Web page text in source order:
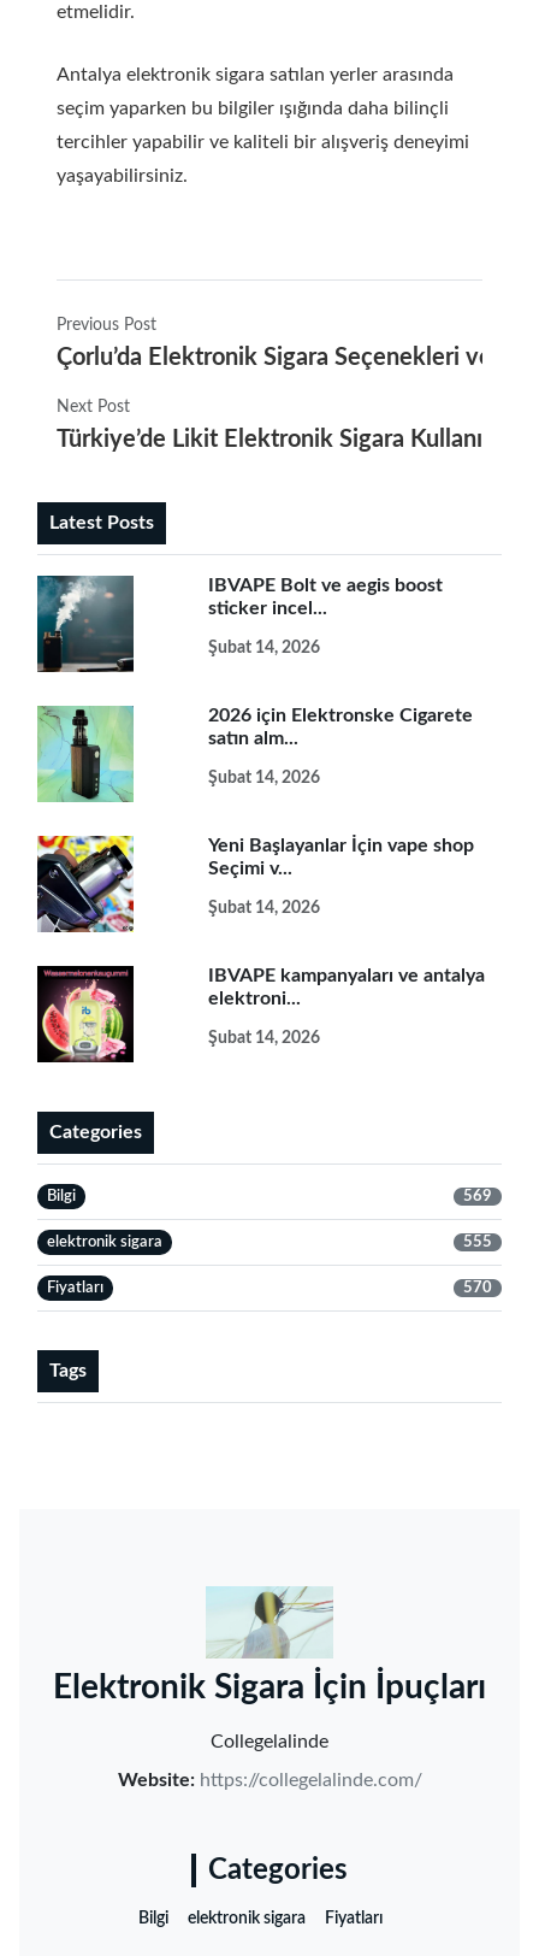
etmelidir.
Antalya elektronik sigara satılan yerler arasında
seçim yaparken bu bilgiler ışığında daha bilinçli
tercihler yapabilir ve kaliteli bir alışveriş deneyimi
yaşayabilirsiniz.
Previous Post
Çorlu’da Elektronik Sigara Seçenekleri ve
Next Post
Türkiye’de Likit Elektronik Sigara
Latest Posts
IBVAPE Bolt ve aegis boost
sticker incel...
Şubat 14, 2026
2026 için Elektronske Cigarete
satın alm...
Şubat 14, 2026
Yeni Başlayanlar İçin vape shop
Seçimi v...
Şubat 14, 2026
IBVAPE kampanyaları ve antalya
elektroni...
Şubat 14, 2026
Categories
Bilgi 569
elektronik sigara 555
Fiyatları 570
Tags
‌Elektronik Sigara İçin İpuçları‌
Collegelalinde
Website: https://collegelalinde.com/
Categories
Bilgi elektronik sigara Fiyatları